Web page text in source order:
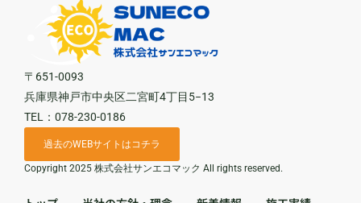
〒651-0093
兵庫県神戸市中央区二宮町4丁目5−13
TEL：078-230-0186
過去のWEBサイトはコチラ
Copyright 2025 株式会社サンエコマック All rights reserved.